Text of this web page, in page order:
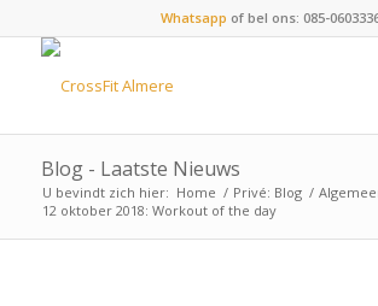
Whatsapp of bel ons: 085-
Blog - Laatste Nieuws
U bevindt zich hier: Home / Privé: Blog /
12 oktober 2018: Workout of the day